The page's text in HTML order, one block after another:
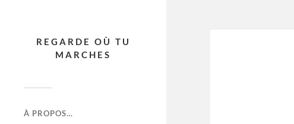
REGARDE OÙ TU
MARCHES
À PROPOS…